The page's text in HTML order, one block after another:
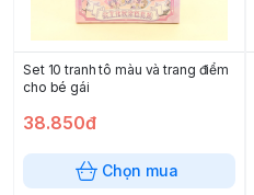
Set 10 tranh tô màu và trang điểm
cho bé gái
38.850đ
Chọn mua